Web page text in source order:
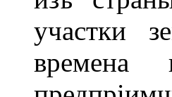
участки